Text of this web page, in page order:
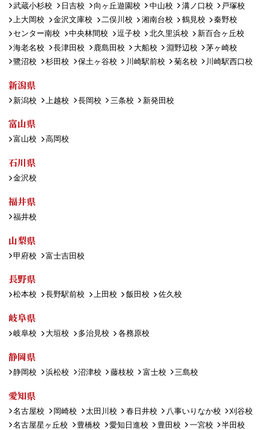
武蔵小杉校
日吉校 向ヶ丘遊園校 中山校 溝ノ口校
戸塚校
上大岡校
金沢文庫校 二俣川校 湘南台校 鶴見校
秦野校
センター南校
中央林間校 逗子校 北久里浜校
新百合ヶ丘校
海老名校
長津田校 鹿島田校 大船校 淵野辺校
茅ヶ崎校
鷺沼校
杉田校 保土ヶ谷校 川崎駅前校 菊名校 川崎駅西口校
新潟県
新潟校 上越校 長岡校 三条校 新発田校
富山県
富山校 高岡校
石川県
金沢校
福井県
福井校
山梨県
甲府校 富士吉田校
長野県
松本校 長野駅前校 上田校 飯田校 佐久校
岐阜県
岐阜校 大垣校 多治見校 各務原校
静岡県
静岡校 浜松校 沼津校 藤枝校 富士校 三島校
愛知県
名古屋校 岡崎校 太田川校 春日井校 八事いりなか校
刈谷校
名古屋星ヶ丘校
豊橋校 愛知日進校 豊田校 一宮校
半田校